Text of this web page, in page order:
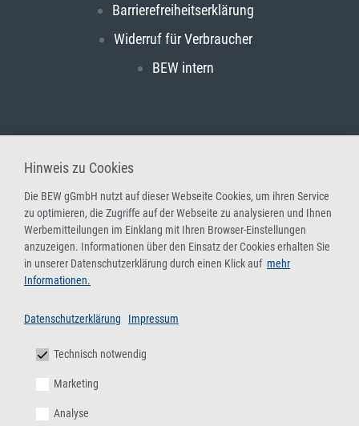
Barrierefreiheitserklärung
Widerruf für Verbraucher
BEW intern
Hinweis zu Cookies
Die BEW gGmbH nutzt auf dieser Webseite Cookies, um ihren Service
zu optimieren, die Zugriffe auf der Webseite zu analysieren und Ihnen
Werbemitteilungen im Einklang mit Ihren Browser-Einstellungen
anzuzeigen. Informationen über den Einsatz der Cookies erhalten Sie
in unserer Datenschutzerklärung durch einen Klick auf mehr
Informationen.
Datenschutzerklärung Impressum
Technisch notwendig
Marketing
Analyse